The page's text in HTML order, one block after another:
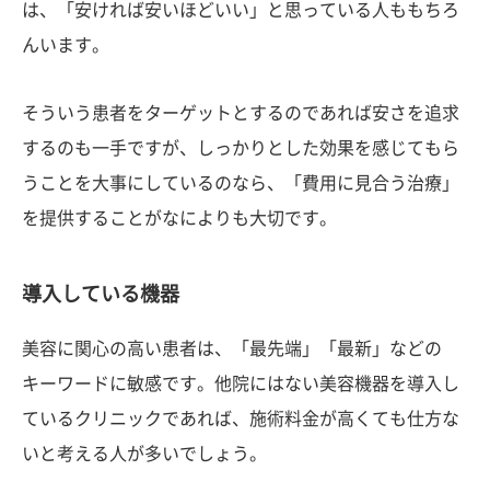
は、「安ければ安いほどいい」と思っている人ももちろ
んいます。
そういう患者をターゲットとするのであれば安さを追求
するのも一手ですが、しっかりとした効果を感じてもら
うことを大事にしているのなら、「費用に見合う治療」
を提供することがなによりも大切です。
導入している機器
美容に関心の高い患者は、「最先端」「最新」などの
キーワードに敏感です。他院にはない美容機器を導入し
ているクリニックであれば、施術料金が高くても仕方な
いと考える人が多いでしょう。